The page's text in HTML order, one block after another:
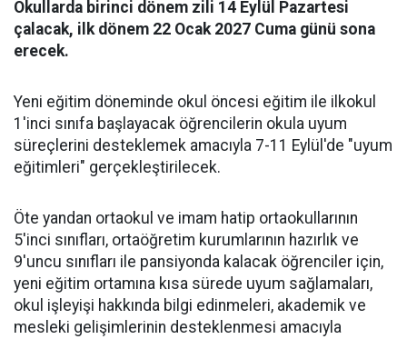
Okullarda birinci dönem zili 14 Eylül Pazartesi
çalacak, ilk dönem 22 Ocak 2027 Cuma günü sona
erecek.
Yeni eğitim döneminde okul öncesi eğitim ile ilkokul
1'inci sınıfa başlayacak öğrencilerin okula uyum
süreçlerini desteklemek amacıyla 7-11 Eylül'de "uyum
eğitimleri" gerçekleştirilecek.
Öte yandan ortaokul ve imam hatip ortaokullarının
5'inci sınıfları, ortaöğretim kurumlarının hazırlık ve
9'uncu sınıfları ile pansiyonda kalacak öğrenciler için,
yeni eğitim ortamına kısa sürede uyum sağlamaları,
okul işleyişi hakkında bilgi edinmeleri, akademik ve
mesleki gelişimlerinin desteklenmesi amacıyla